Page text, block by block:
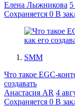
Елена Лыжникова
Сохраняется 0 В
SMM
Что такое EGC-
создавать
Анастасия AR 4
Сохраняется 0 В